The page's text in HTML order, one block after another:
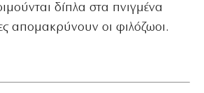
δίπλα στα πνιγμένα
απομακρύνουν οι φιλόζωοι.